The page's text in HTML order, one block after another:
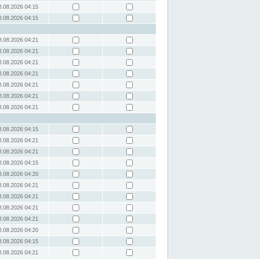
04:15
04:15
04:21
04:21
04:21
04:21
04:21
04:21
04:21
04:15
04:21
04:21
04:15
04:20
04:21
04:21
04:21
04:21
04:20
04:15
04:21